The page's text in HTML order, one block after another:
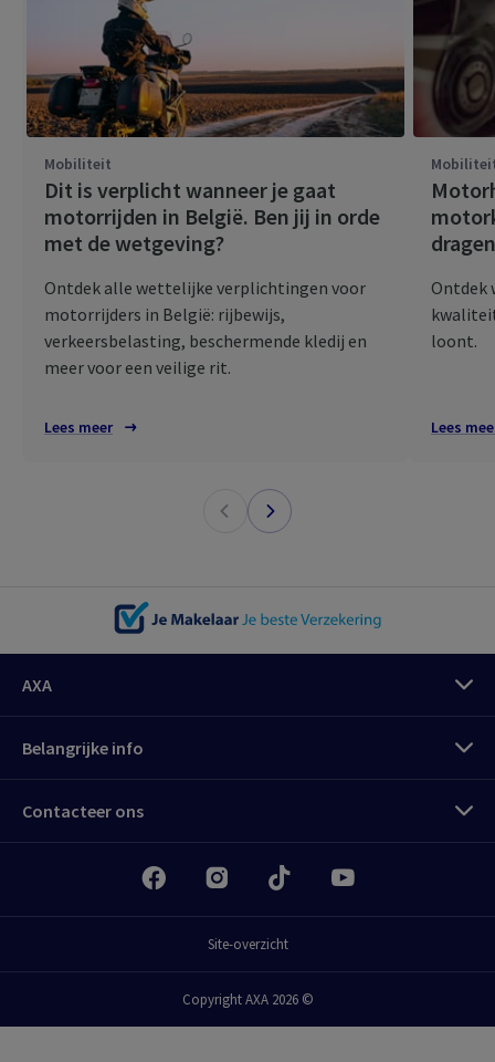
Mobiliteit
Dit is verplicht wanneer je gaat
motorrijden in België. Ben jij in orde
met de wetgeving?
Ontdek alle wettelijke verplichtingen voor
motorrijders in België: rijbewijs,
verkeersbelasting, beschermende kledij en
meer voor een veilige rit.
Lees meer
Ontdek
loont.
Lees
AXA
Belangrijke info
Contacteer ons
Copyright AXA 2026 ©
Site-overzicht